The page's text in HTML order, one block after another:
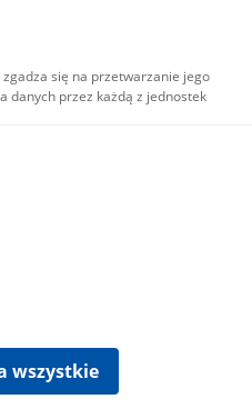
się na przetwarzanie jego
danych przez każdą z jednostek
wszystkie